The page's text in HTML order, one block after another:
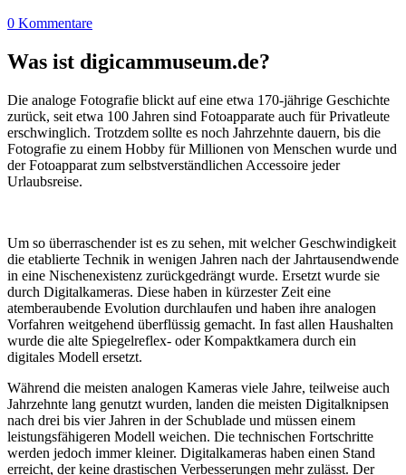
0 Kommentare
Was ist digicammuseum.de?
Die analoge Fotografie blickt auf eine etwa 170-jährige Geschichte
zurück, seit etwa 100 Jahren sind Fotoapparate auch für Privatleute
erschwinglich. Trotzdem sollte es noch Jahrzehnte dauern, bis die
Fotografie zu einem Hobby für Millionen von Menschen wurde und
der Fotoapparat zum selbstverständlichen Accessoire jeder
Urlaubsreise.
Um so überraschender ist es zu sehen, mit welcher Geschwindigkeit
die etablierte Technik in wenigen Jahren nach der Jahrtausendwende
in eine Nischenexistenz zurückgedrängt wurde. Ersetzt wurde sie
durch Digitalkameras. Diese haben in kürzester Zeit eine
atemberaubende Evolution durchlaufen und haben ihre analogen
Vorfahren weitgehend überflüssig gemacht. In fast allen Haushalten
wurde die alte Spiegelreflex- oder Kompaktkamera durch ein
digitales Modell ersetzt.
Während die meisten analogen Kameras viele Jahre, teilweise auch
Jahrzehnte lang genutzt wurden, landen die meisten Digitalknipsen
nach drei bis vier Jahren in der Schublade und müssen einem
leistungsfähigeren Modell weichen. Die technischen Fortschritte
werden jedoch immer kleiner. Digitalkameras haben einen Stand
erreicht, der keine drastischen Verbesserungen mehr zulässt. Der